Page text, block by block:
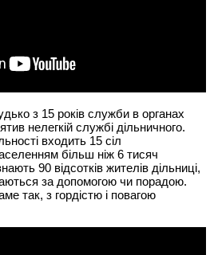
з 15 років служби в органах
нелегкій службі дільничного.
входить 15 сіл
більш ніж 6 тисяч
90 відсотків жителів дільниці,
за допомогою чи порадою.
так, з гордістю і повагою